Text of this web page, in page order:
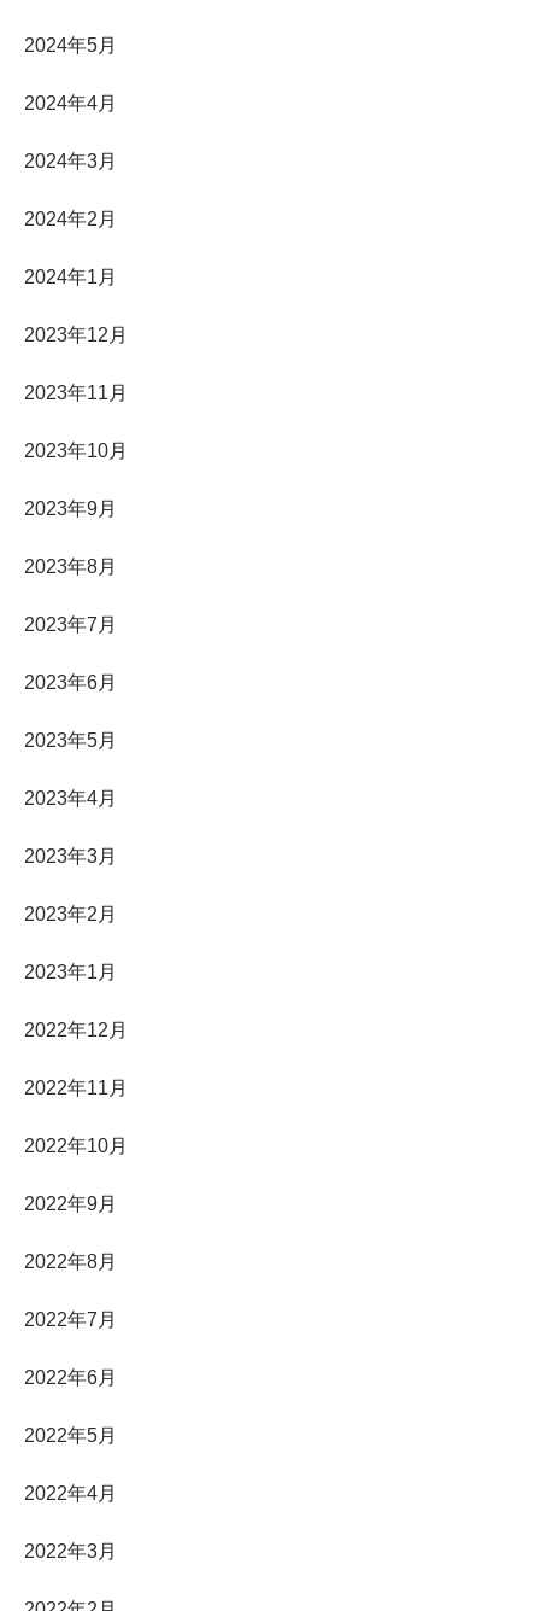
2024年5月
2024年4月
2024年3月
2024年2月
2024年1月
2023年12月
2023年11月
2023年10月
2023年9月
2023年8月
2023年7月
2023年6月
2023年5月
2023年4月
2023年3月
2023年2月
2023年1月
2022年12月
2022年11月
2022年10月
2022年9月
2022年8月
2022年7月
2022年6月
2022年5月
2022年4月
2022年3月